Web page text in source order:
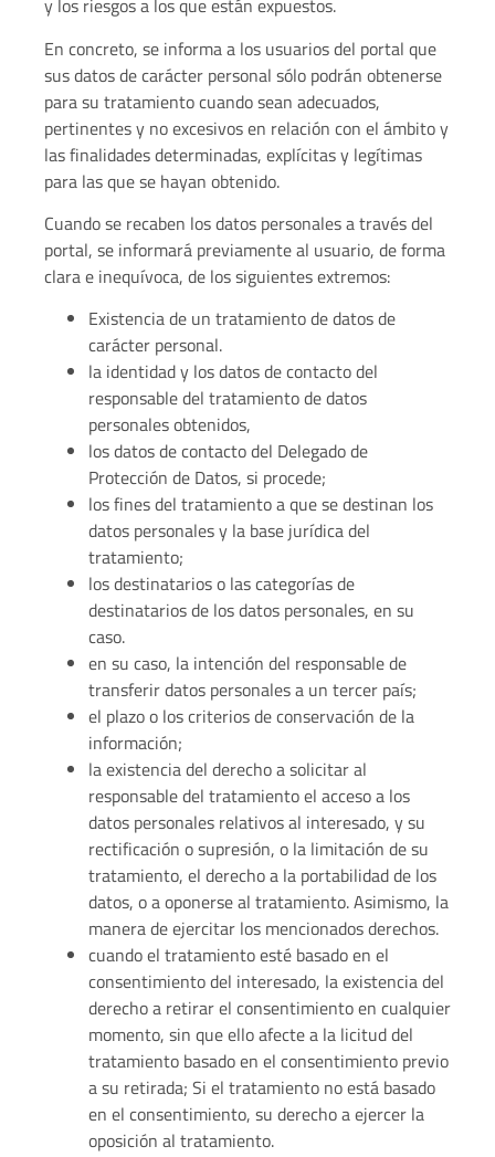
y los riesgos a los que están expuestos.
En concreto, se informa a los usuarios del portal que
sus datos de carácter personal sólo podrán obtenerse
para su tratamiento cuando sean adecuados,
pertinentes y no excesivos en relación con el ámbito y
las finalidades determinadas, explícitas y legítimas
para las que se hayan obtenido.
Cuando se recaben los datos personales a través del
portal, se informará previamente al usuario, de forma
clara e inequívoca, de los siguientes extremos:
Existencia de un tratamiento de datos de
carácter personal.
la identidad y los datos de contacto del
responsable del tratamiento de datos
personales obtenidos,
los datos de contacto del Delegado de
Protección de Datos, si procede;
los fines del tratamiento a que se destinan los
datos personales y la base jurídica del
tratamiento;
los destinatarios o las categorías de
destinatarios de los datos personales, en su
caso.
en su caso, la intención del responsable de
transferir datos personales a un tercer país;
el plazo o los criterios de conservación de la
información;
la existencia del derecho a solicitar al
responsable del tratamiento el acceso a los
datos personales relativos al interesado, y su
rectificación o supresión, o la limitación de su
tratamiento, el derecho a la portabilidad de los
datos, o a oponerse al tratamiento. Asimismo, la
manera de ejercitar los mencionados derechos.
cuando el tratamiento esté basado en el
consentimiento del interesado, la existencia del
derecho a retirar el consentimiento en cualquier
momento, sin que ello afecte a la licitud del
tratamiento basado en el consentimiento previo
a su retirada; Si el tratamiento no está basado
en el consentimiento, su derecho a ejercer la
oposición al tratamiento.